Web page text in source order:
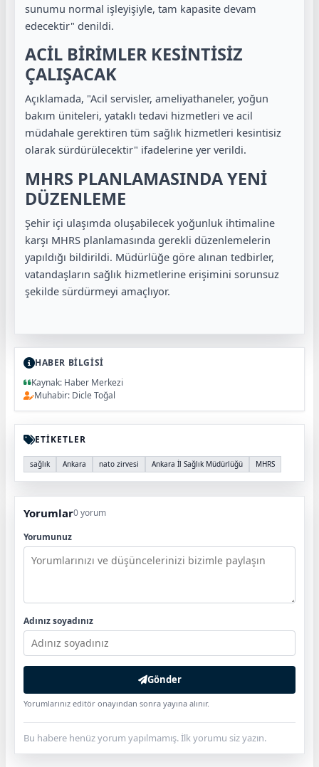
sunumu normal işleyişiyle, tam kapasite devam
edecektir" denildi.
ACİL BİRİMLER KESİNTİSİZ
ÇALIŞACAK
Açıklamada, "Acil servisler, ameliyathaneler, yoğun
bakım üniteleri, yataklı tedavi hizmetleri ve acil
müdahale gerektiren tüm sağlık hizmetleri kesintisiz
olarak sürdürülecektir" ifadelerine yer verildi.
MHRS PLANLAMASINDA YENİ
DÜZENLEME
Şehir içi ulaşımda oluşabilecek yoğunluk ihtimaline
karşı MHRS planlamasında gerekli düzenlemelerin
yapıldığı bildirildi. Müdürlüğe göre alınan tedbirler,
vatandaşların sağlık hizmetlerine erişimini sorunsuz
şekilde sürdürmeyi amaçlıyor.
HABER BİLGİSİ
Kaynak: Haber Merkezi
Muhabir: Dicle Toğal
ETİKETLER
sağlık Ankara nato zirvesi Ankara İl Sağlık Müdürlüğü MHRS
Yorumlar0 yorum
Yorumunuz
Adınız soyadınız
Gönder
Yorumlarınız editör onayından sonra yayına alınır.
Bu habere henüz yorum yapılmamış. İlk yorumu siz yazın.